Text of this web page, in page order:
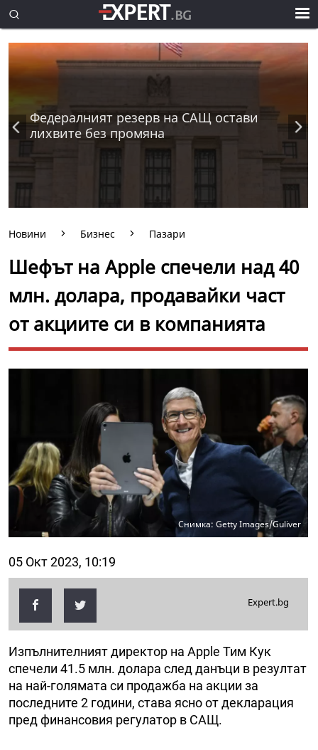
Федералният резерв на САЩ остави
лихвите без промяна
Новини Бизнес Пазари
Шефът на Apple спечели над 40
млн. долара, продавайки част
от акциите си в компанията
Снимка: Getty Images/Guliver
05 Окт 2023, 10:19
Expert.bg
Изпълнителният директор на Apple Тим Кук
спечели 41.5 млн. долара след данъци в резултат
на най-голямата си продажба на акции за
последните 2 години, става ясно от декларация
пред финансовия регулатор в САЩ.